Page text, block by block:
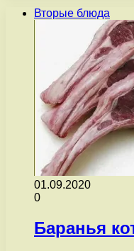
Вторые блюда
01.09.2020
0
Баранья